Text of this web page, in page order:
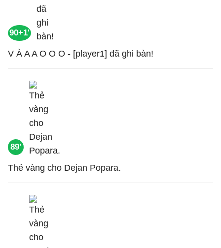
90+1'
V À A A O O O - [player1] đã ghi bàn!
89'
Thẻ vàng cho Dejan Popara.